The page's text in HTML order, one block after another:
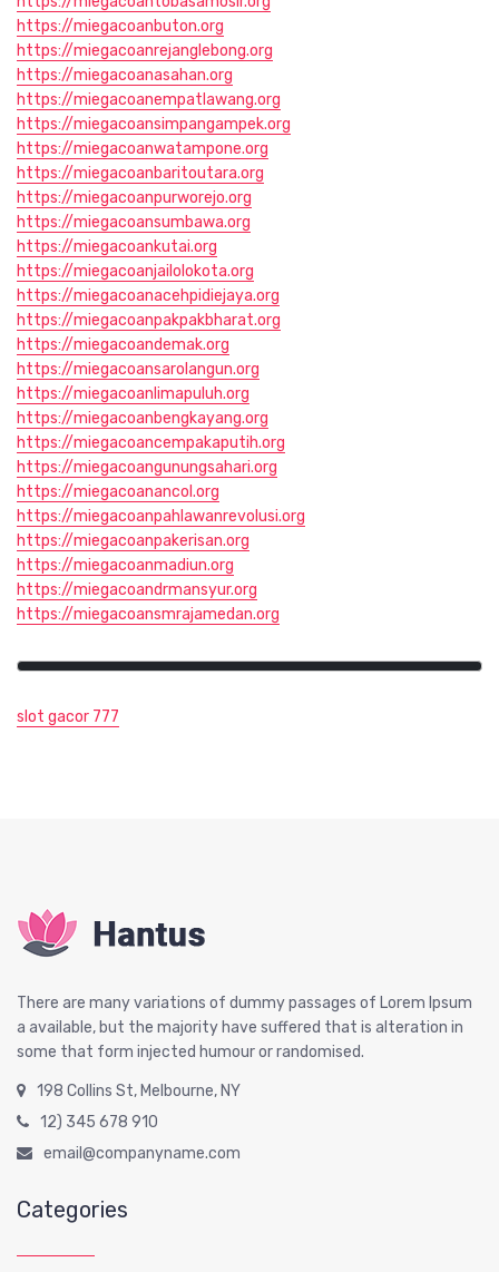
https://miegacoanbuton.org
https://miegacoanrejanglebong.org
https://miegacoanasahan.org
https://miegacoanempatlawang.org
https://miegacoansimpangampek.org
https://miegacoanwatampone.org
https://miegacoanbaritoutara.org
https://miegacoanpurworejo.org
https://miegacoansumbawa.org
https://miegacoankutai.org
https://miegacoanjailolokota.org
https://miegacoanacehpidiejaya.org
https://miegacoanpakpakbharat.org
https://miegacoandemak.org
https://miegacoansarolangun.org
https://miegacoanlimapuluh.org
https://miegacoanbengkayang.org
https://miegacoancempakaputih.org
https://miegacoangunungsahari.org
https://miegacoanancol.org
https://miegacoanpahlawanrevolusi.org
https://miegacoanpakerisan.org
https://miegacoanmadiun.org
https://miegacoandrmansyur.org
https://miegacoansmrajamedan.org
slot gacor 777
There are many variations of dummy passages of Lorem Ipsum
a available, but the majority have suffered that is alteration in
some that form injected humour or randomised.
198 Collins St, Melbourne, NY
12) 345 678 910
email@companyname.com
Categories